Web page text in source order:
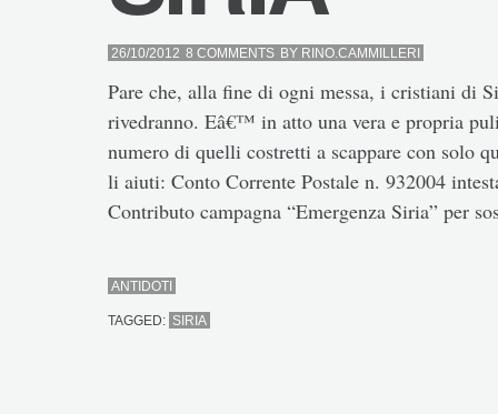
26/10/2012 8 COMMENTS BY RINO.CAMMILLERI
Pare che, alla fine di ogni messa, i cristiani di
rivedranno. Eâ€™ in atto una vera e propria
numero di quelli costretti a scappare con solo
li aiuti: Conto Corrente Postale n. 932004
Contributo campagna “Emergenza Siria” per
ANTIDOTI
TAGGED: SIRIA